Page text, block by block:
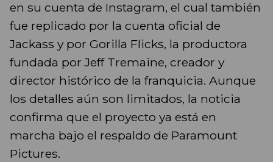
en su cuenta de Instagram, el cual también
fue replicado por la cuenta oficial de
Jackass y por Gorilla Flicks, la productora
fundada por Jeff Tremaine, creador y
director histórico de la franquicia. Aunque
los detalles aún son limitados, la noticia
confirma que el proyecto ya está en
marcha bajo el respaldo de Paramount
Pictures.